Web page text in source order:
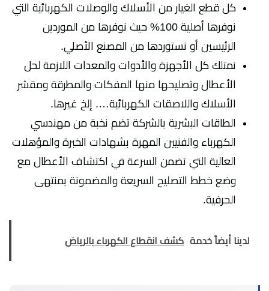
كل قطع الغيار من الأسلاك والوصلات الكهربائية التي
نوفرها أصلية 100% حيث نوفرها من الموردين
الرئيسين أو نستوردها من المصنع الأصلي.
نمتلك كل الأجهزة والأدوات والمعدات اللازمة لحل
الأعطال وتصليحها منها المفكات والمطرقة ومقشر
الأسلاك واللاصقات الكهربائية…. إلخ غيرها.
الطاقات البشرية بالشركة تضم نخبة من مهندسي
الكهرباء والفنيين المهرة بشهادات الخبرة والمؤهلات
العالية التي تضمن السرعة في اكتشاف الأعطال مع
وضع خطط التصليح السريعة والمضمونة بمنتهى
الحرفية.
لدينا أيضاً خدمة كشف انقطاع الكهرباء بالرياض